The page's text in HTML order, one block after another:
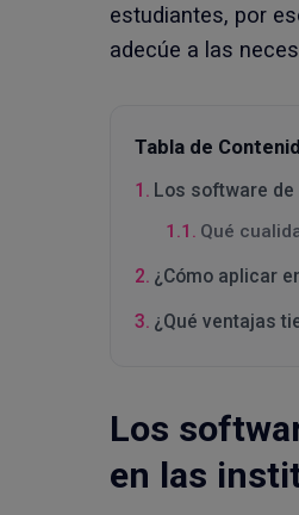
estudiantes, por
adecúe a las
Tabla de
Los software
Qué
¿Cómo aplicar
¿Qué ventajas
Los
en las